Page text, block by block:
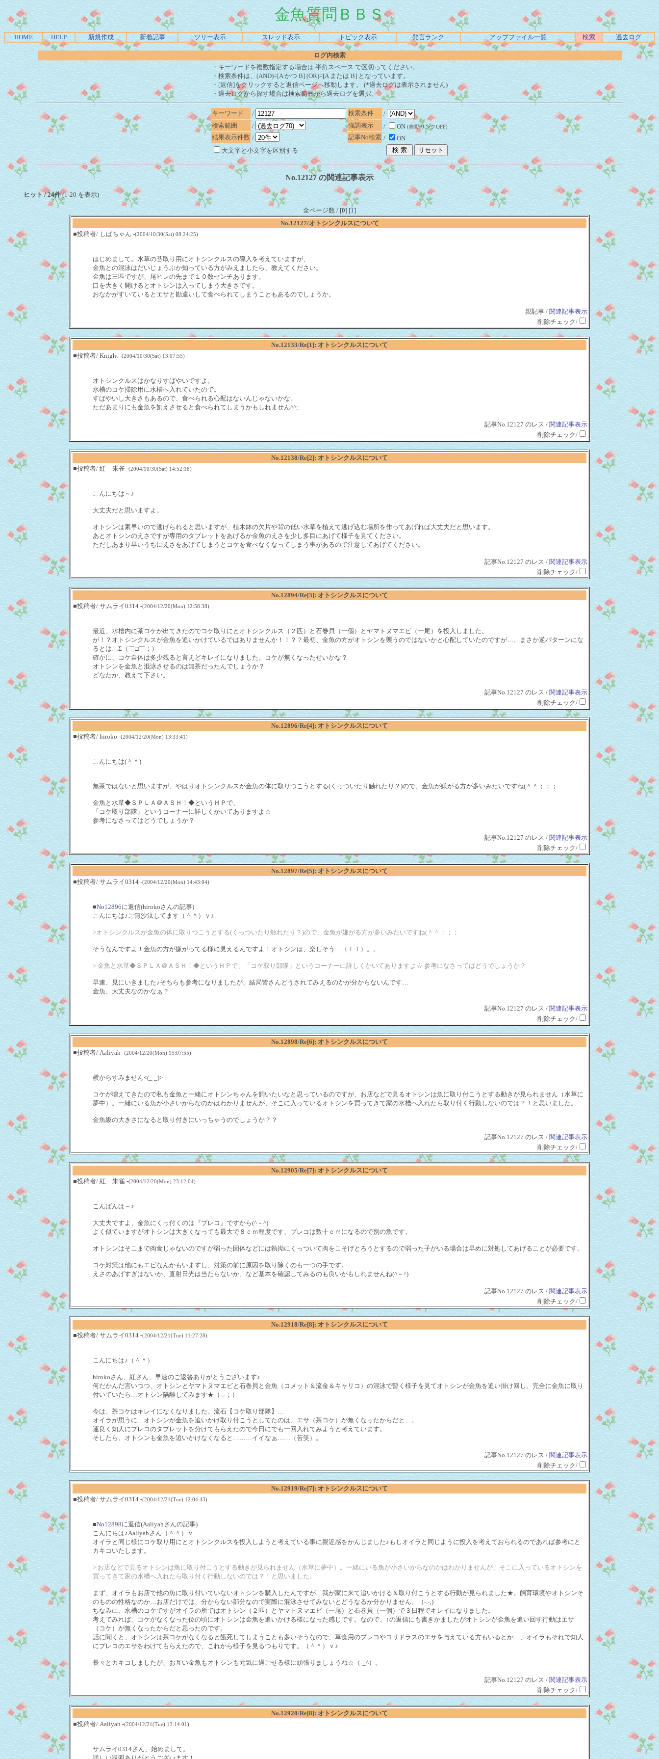
金魚質問ＢＢＳ
HOME HELP 新規作成 新着記事 ツリー表示 スレッド表示 トピック表示 発言ランク アップファイル一覧 検索 過去ログ
ログ内検索
・キーワードを複数指定する場合は 半角スペース で区切ってください。
・検索条件は、(AND)=[A かつ B] (OR)=[A または B] となっています。
・[返信]をクリックすると返信ページへ移動します。 (*過去ログは表示されません)
・過去ログから探す場合は検索範囲から過去ログを選択。
キーワード / 検索条件
/
検索範囲
/ 強調表示 / ON (自動リンクOFF)
結果表示件数 / 記事No検索 /
ON
大文字と小文字を区別する
No.12127 の関連記事表示
ヒット / 24件(1-20 を表示)
全ページ数 / [0] [1 ]
No.12127/オトシンクルスについて
■投稿者/ しばちゃん -(2004/10/30(Sat) 08:24:25)
はじめまして。水草の苔取り用にオトシンクルスの導入を考えていますが、
金魚との混泳はだいじょうぶか知っている方がみえましたら、教えてください。
金魚は三匹ですが、尾ヒレの先まで１０数センチあります。
口を大きく開けるとオトシンは入ってしまう大きさです。
おなかがすいているとエサと勘違いして食べられてしまうこともあるのでしょうか。
親記事 / 関連記事表示
削除チェック/
No.12133/Re[1]: オトシンクルスについて
■投稿者/ Knight -(2004/10/30(Sat) 13:07:55)
オトシンクルスはかなりすばやいですよ。
水槽のコケ掃除用に水槽へ入れていたので。
すばやいし大きさもあるので、食べられる心配はないんじゃないかな。
ただあまりにも金魚を飢えさせると食べられてしまうかもしれません^^;
記事No.12127 のレス / 関連記事表示
削除チェック/
No.12138/Re[2]: オトシンクルスについて
■投稿者/ 紅 朱雀 -(2004/10/30(Sat) 14:52:18)
こんにちは～♪
大丈夫だと思いますよ。
オトシンは素早いので逃げられると思いますが、植木鉢の欠片や背の低い水草を植えて逃げ込む場所を作ってあげれば大丈夫だと思います。
あとオトシンのえさですが専用のタブレットをあげるか金魚のえさを少し多目にあげて様子を見てください。
ただしあまり早いうちにえさをあげてしまうとコケを食べなくなってしまう事があるので注意してあげてください。
記事No.12127 のレス / 関連記事表示
削除チェック/
No.12894/Re[3]: オトシンクルスについて
■投稿者/ サムライ0314 -(2004/12/20(Mon) 12:58:38)
最近、水槽内に茶コケが出てきたのでコケ取りにとオトシンクルス（２匹）と石巻貝（一個）とヤマトヌマエビ（一尾）を投入しました。
が！？オトシンクルスが金魚を追いかけているではありませんか！！？？最初、金魚の方がオトシンを襲うのではないかと心配していたのですが…、まさか逆パターンにな
るとは…Σ（￣□￣；）
確かに、コケ自体は多少残ると言えどキレイになりました。コケが無くなったせいかな？
オトシンを金魚と混泳させるのは無茶だったんでしょうか？
どなたか、教えて下さい。
記事No.12127 のレス / 関連記事表示
削除チェック/
No.12896/Re[4]: オトシンクルスについて
■投稿者/ hiroko -(2004/12/20(Mon) 13:33:41)
こんにちは(＾＾)
無茶ではないと思いますが、やはりオトシンクルスが金魚の体に取りつこうとする(くっついたり触れたり？)ので、金魚が嫌がる方が多いみたいですね(＾＾；；；
金魚と水草◆ＳＰＬＡ＠ＡＳＨ！◆というＨＰで、
「コケ取り部隊」というコーナーに詳しくかいてありますよ☆
参考になさってはどうでしょうか？
記事No.12127 のレス / 関連記事表示
削除チェック/
No.12897/Re[5]: オトシンクルスについて
■投稿者/ サムライ0314 -(2004/12/20(Mon) 14:43:04)
■No12896に返信(hirokoさんの記事)
こんにちは♪ご無沙汰してます（＾＾）ｖ♪
>オトシンクルスが金魚の体に取りつこうとする(くっついたり触れたり？)ので、金魚が嫌がる方が多いみたいですね(＾＾；；；
そうなんですよ！金魚の方が嫌がってる様に見えるんですよ！オトシンは、楽しそう…（ＴＴ）。。
> 金魚と水草◆ＳＰＬＡ＠ＡＳＨ！◆というＨＰで、「コケ取り部隊」というコーナーに詳しくかいてありますよ☆ 参考になさってはどうでしょうか？
早速、見にいきました♪そちらも参考になりましたが、結局皆さんどうされてみえるのかが分からないんです…
金魚、大丈夫なのかなぁ？
記事No.12127 のレス / 関連記事表示
削除チェック/
No.12898/Re[6]: オトシンクルスについて
■投稿者/ Aaliyah -(2004/12/20(Mon) 15:07:55)
横からすみません<(_ _)>
コケが増えてきたので私も金魚と一緒にオトシンちゃんを飼いたいなと思っているのですが、お店などで見るオトシンは魚に取り付こうとする動きが見られません（水草に
夢中）。一緒にいる魚が小さいからなのかはわかりませんが、そこに入っているオトシンを買ってきて家の水槽へ入れたら取り付く行動しないのでは？！と思いました。
金魚級の大きさになると取り付きにいっちゃうのでしょうか？？
記事No.12127 のレス / 関連記事表示
削除チェック/
No.12905/Re[7]: オトシンクルスについて
■投稿者/ 紅 朱雀 -(2004/12/20(Mon) 23:12:04)
こんばんは～♪
大丈夫ですよ、金魚にくっ付くのは『プレコ』ですから(^－^)
よく似ていますがオトシンは大きくなっても最大で８ｃｍ程度です、プレコは数十ｃｍになるので別の魚です。
オトシンはそこまで肉食じゃないのですが弱った固体などには執拗にくっついて肉をこそげとろうとするので弱った子がいる場合は早めに対処してあげることが必要です。
コケ対策は他にもエビなんかもいますし、対策の前に原因を取り除くのも一つの手です。
えさのあげすぎはないか、直射日光は当たらないか、など基本を確認してみるのも良いかもしれませんね(^－^)
記事No.12127 のレス / 関連記事表示
削除チェック/
No.12918/Re[8]: オトシンクルスについて
■投稿者/ サムライ0314 -(2004/12/21(Tue) 11:27:28)
こんにちは♪（＾＾）
hirokoさん、紅さん、早速のご返答ありがとうございます♪
何だかんだ言いつつ、オトシンとヤマトヌマエビと石巻貝と金魚（コメット＆流金＆キャリコ）の混泳で暫く様子を見てオトシンが金魚を追い掛け回し、完全に金魚に取り
付いていたら…オトシン隔離してみます★（-.-；）
今は、茶コケはキレイになくなりました。流石【コケ取り部隊】…
オイラが思うに…オトシンが金魚を追いかけ取り付こうとしてたのは、エサ（茶コケ）が無くなったからだと…。
運良く知人にプレコのタブレットを分けてもらえたので今日にでも一回入れてみようと考えています。
そしたら、オトシンも金魚を追いかけなくなると………イイなぁ……（苦笑）。
記事No.12127 のレス / 関連記事表示
削除チェック/
No.12919/Re[7]: オトシンクルスについて
■投稿者/ サムライ0314 -(2004/12/21(Tue) 12:04:43)
■No12898に返信(Aaliyahさんの記事)
こんにちは♪Aaliyahさん（＾＾）ｖ
オイラと同じ様にコケ取り用にとオトシンクルスを投入しようと考えている事に親近感をかんじました♪もしオイラと同じように投入を考えておられるのであれば参考にと
カキコいたします。
> お店などで見るオトシンは魚に取り付こうとする動きが見られません（水草に夢中）。一緒にいる魚が小さいからなのかはわかりませんが、そこに入っているオトシンを
買ってきて家の水槽へ入れたら取り付く行動しないのでは？！と思いました。
まず、オイラもお店で他の魚に取り付いていないオトシンを購入したんですが…我が家に来て追いかける＆取り付こうとする行動が見られました★。飼育環境やオトシンそ
のものの性格なのか…お店だけでは、分からない部分なので実際に混泳させてみないとどうなるか分かりません。（-.-;)
ちなみに、水槽のコケですがオイラの所ではオトシン（２匹）とヤマトヌマエビ（一尾）と石巻貝（一個）で３日程でキレイになりました。
考えてみれば、コケがなくなった位の頃にオトシンは金魚を追いかける様になった感じです。なので、↑の返信にも書きかましたがオトシンが金魚を追い回す行動はエサ
（コケ）が無くなったからだと思ったのです。
話に聞くと、オトシンは茶コケがなくなると餓死してしまうことも多いそうなので、草食用のプレコやコリドラスのエサを与えている方もいるとか…、オイラもそれで知人
にプレコのエサをわけてもらえたので、これから様子を見るつもりです。（＾＾）ｖ♪
長々とカキコしましたが、お互い金魚もオトシンも元気に過ごせる様に頑張りましょうね☆（-_^）。
記事No.12127 のレス / 関連記事表示
削除チェック/
No.12920/Re[8]: オトシンクルスについて
■投稿者/ Aaliyah -(2004/12/21(Tue) 13:14:01)
サムライ0314さん、始めまして。